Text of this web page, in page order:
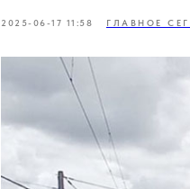
2025-06-17 11:58 ГЛАВНОЕ